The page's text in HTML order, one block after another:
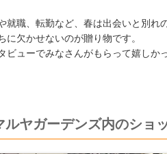
就職、転勤など、春は出会いと別れの
に欠かせないのが贈り物です。
ビューでみなさんがもらって嬉し
ルヤガーデンズ内のショ